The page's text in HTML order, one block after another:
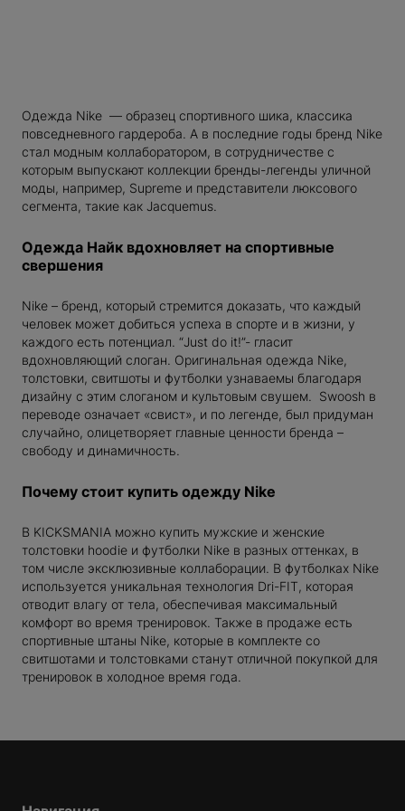
MARIO
Одежда Nike — образец спортивного шика, классика
повседневного гардероба. А в последние годы бренд Nike
стал модным коллаборатором, в сотрудничестве с
которым выпускают коллекции бренды-легенды уличной
моды, например, Supreme и представители люксового
сегмента, такие как Jacquemus.
Одежда Найк вдохновляет на спортивные
свершения
Nike – бренд, который стремится доказать, что каждый
человек может добиться успеха в спорте и в жизни, у
каждого есть потенциал. “Just do it!”- гласит
вдохновляющий слоган. Оригинальная одежда Nike,
толстовки, свитшоты и футболки узнаваемы благодаря
дизайну с этим слоганом и культовым свушем. Swoosh в
переводе означает «свист», и по легенде, был придуман
случайно, олицетворяет главные ценности бренда –
свободу и динамичность.
Почему стоит купить одежду Nike
В KICKSMANIA можно купить мужские и женские
толстовки hoodie и футболки Nike в разных оттенках, в
том числе эксклюзивные коллаборации. В футболках Nike
используется уникальная технология Dri-FIT, которая
отводит влагу от тела, обеспечивая максимальный
комфорт во время тренировок. Также в продаже есть
спортивные штаны Nike, которые в комплекте со
свитшотами и толстовками станут отличной покупкой для
тренировок в холодное время года.